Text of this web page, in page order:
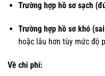
Trường hợp hồ sơ sạch
Trường hợp hồ sơ khó
hoặc lâu hơn tùy mức độ
Về chi phí: